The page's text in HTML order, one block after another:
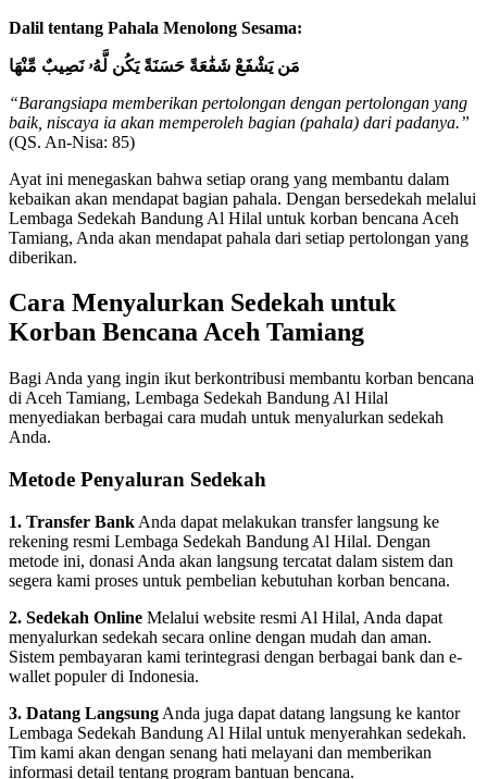
Dalil tentang Pahala Menolong Sesama:
مَن يَشْفَعْ شَفَٰعَةً حَسَنَةً يَكُن لَّهُۥ نَصِيبٌ مِّنْهَا
“Barangsiapa memberikan pertolongan dengan pertolongan yang
baik, niscaya ia akan memperoleh bagian (pahala) dari padanya.”
(QS. An-Nisa: 85)
Ayat ini menegaskan bahwa setiap orang yang membantu dalam
kebaikan akan mendapat bagian pahala. Dengan bersedekah melalui
Lembaga Sedekah Bandung Al Hilal untuk korban bencana Aceh
Tamiang, Anda akan mendapat pahala dari setiap pertolongan yang
diberikan.
Cara Menyalurkan Sedekah untuk
Korban Bencana Aceh Tamiang
Bagi Anda yang ingin ikut berkontribusi membantu korban bencana
di Aceh Tamiang, Lembaga Sedekah Bandung Al Hilal
menyediakan berbagai cara mudah untuk menyalurkan sedekah
Anda.
Metode Penyaluran Sedekah
1. Transfer Bank Anda dapat melakukan transfer langsung ke
rekening resmi Lembaga Sedekah Bandung Al Hilal. Dengan
metode ini, donasi Anda akan langsung tercatat dalam sistem dan
segera kami proses untuk pembelian kebutuhan korban bencana.
2. Sedekah Online Melalui website resmi Al Hilal, Anda dapat
menyalurkan sedekah secara online dengan mudah dan aman.
Sistem pembayaran kami terintegrasi dengan berbagai bank dan e-
wallet populer di Indonesia.
3. Datang Langsung Anda juga dapat datang langsung ke kantor
Lembaga Sedekah Bandung Al Hilal untuk menyerahkan sedekah.
Tim kami akan dengan senang hati melayani dan memberikan
informasi detail tentang program bantuan bencana.